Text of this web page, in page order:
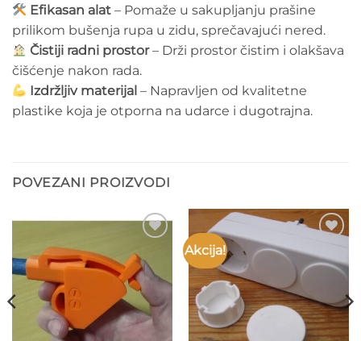
Efikasan alat – Pomaže u sakupljanju prašine
prilikom bušenja rupa u zidu, sprečavajući nered.
Čistiji radni prostor– Drži prostor čistim i olakšava
čišćenje nakon rada.
Izdržljiv materijal – Napravljen od kvalitetne
plastike koja je otporna na udarce i dugotrajna.
POVEZANI PROIZVODI
wishlist
Akcija!
wishlist